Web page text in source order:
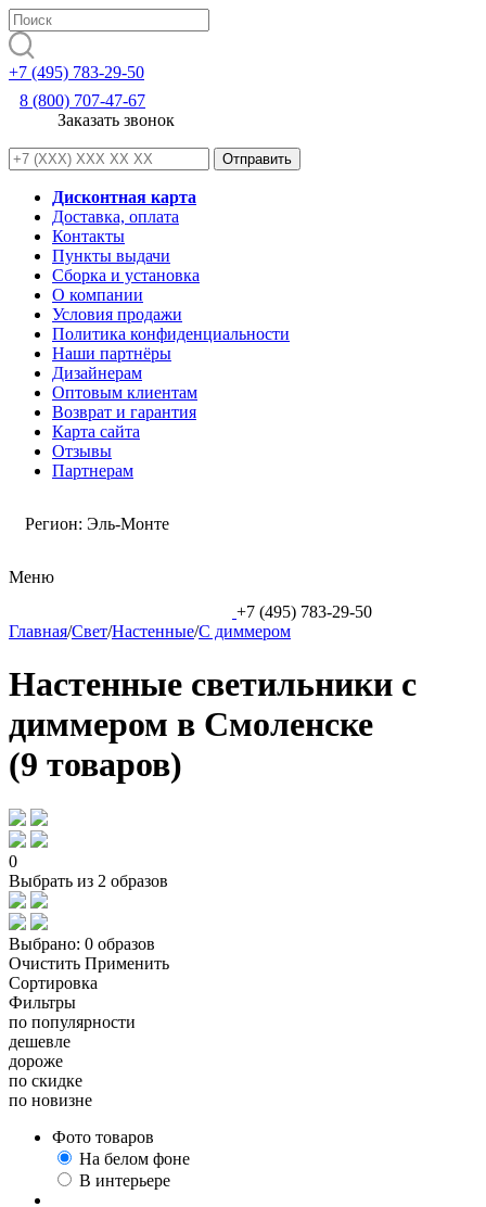
+7 (495) 783-29-50
8 (800) 707-47-67
Заказать звонок
Дисконтная карта
Доставка, оплата
Контакты
Пункты выдачи
Сборка и установка
О компании
Условия продажи
Политика конфиденциальности
Наши партнёры
Дизайнерам
Оптовым клиентам
Возврат и гарантия
Карта сайта
Отзывы
Партнерам
Регион: Эль-Монте
Меню
+7 (495) 783-29-50
Главная/Свет/Настенные/С диммером
Настенные светильники с
диммером в Смоленске
(9 товаров)
0
Выбрать из 2 образов
Выбрано: 0 образов
Очистить Применить
Сортировка
Фильтры
по популярности
дешевле
дороже
по скидке
по новизне
Фото товаров
На белом фоне
В интерьере